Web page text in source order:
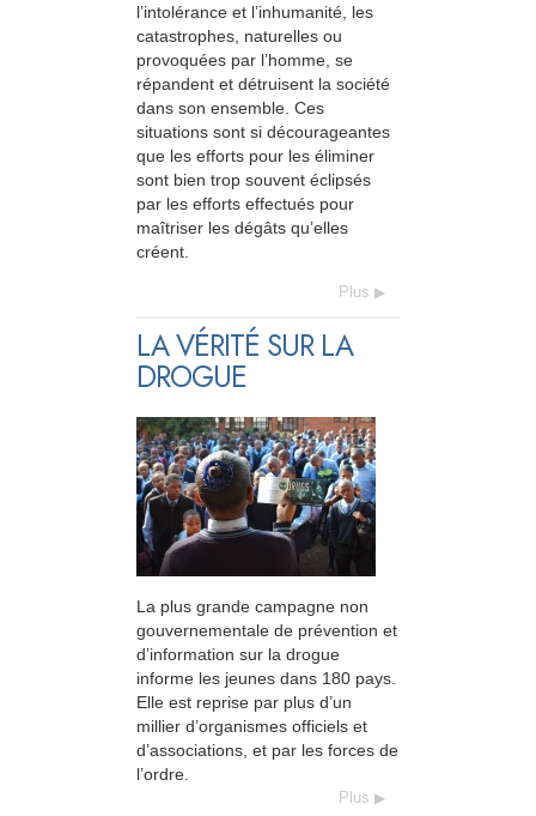
l’intolérance et l’inhumanité, les
catastrophes, naturelles ou
provoquées par l’homme, se
répandent et détruisent la société
dans son ensemble. Ces
situations sont si décourageantes
que les efforts pour les éliminer
sont bien trop souvent éclipsés
par les efforts effectués pour
maîtriser les dégâts qu’elles
créent.
Plus
LA VÉRITÉ SUR LA
DROGUE
La plus grande campagne non
gouvernementale de prévention et
d’information sur la drogue
informe les jeunes dans 180 pays.
Elle est reprise par plus d’un
millier d’organismes officiels et
d’associations, et par les forces de
l’ordre.
Plus